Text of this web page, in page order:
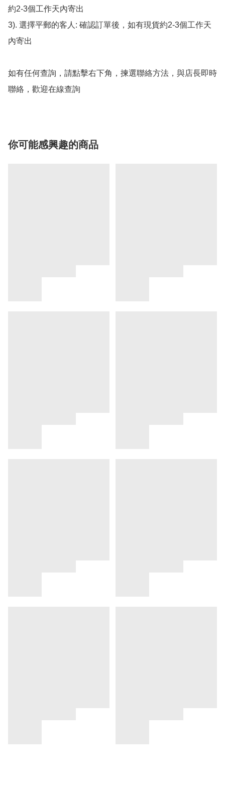
約2-3個工作天內寄出
3). 選擇平郵的客人: 確認訂單後，如有現貨約2-3個工作天
內寄出
如有任何查詢，請點擊右下角，揀選聯絡方法，與店長即時
聯絡，歡迎在線查詢
你可能感興趣的商品